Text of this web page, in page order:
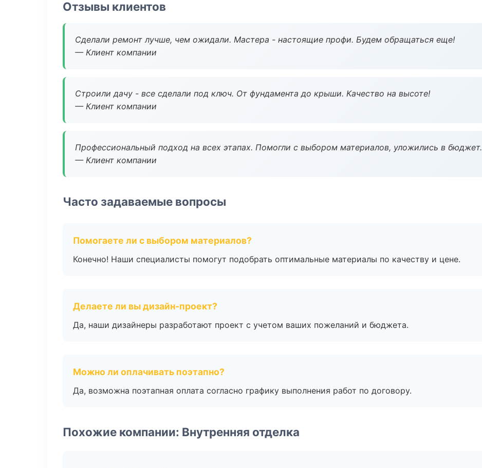
Отзывы клиентов
Сделали ремонт лучше, чем ожидали. Мастера - настоящие профи. Будем обращаться еще!
— Клиент компании
Строили дачу - все сделали под ключ. От фундамента до крыши. Качество на высоте!
— Клиент компании
Профессиональный подход на всех этапах. Помогли с выбором материалов, уложились в бюджет.
— Клиент компании
Часто задаваемые вопросы
Помогаете ли с выбором материалов?
Конечно! Наши специалисты помогут подобрать оптимальные материалы по качеству и цене.
Делаете ли вы дизайн-проект?
Да, наши дизайнеры разработают проект с учетом ваших пожеланий и бюджета.
Можно ли оплачивать поэтапно?
Да, возможна поэтапная оплата согласно графику выполнения работ по договору.
Похожие компании: Внутренняя отделка